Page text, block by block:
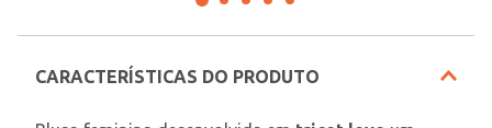
CARACTERÍSTICAS DO PRODUTO